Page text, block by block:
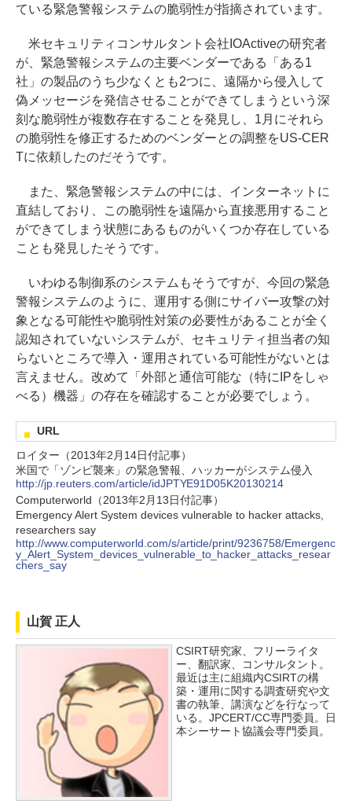
ている緊急警報システムの脆弱性が指摘されています。
米セキュリティコンサルタント会社IOActiveの研究者
が、緊急警報システムの主要ベンダーである「ある1
社」の製品のうち少なくとも2つに、遠隔から侵入して
偽メッセージを発信させることができてしまうという深
刻な脆弱性が複数存在することを発見し、1月にそれら
の脆弱性を修正するためのベンダーとの調整をUS-CER
Tに依頼したのだそうです。
また、緊急警報システムの中には、インターネットに
直結しており、この脆弱性を遠隔から直接悪用すること
ができてしまう状態にあるものがいくつか存在している
ことも発見したそうです。
いわゆる制御系のシステムもそうですが、今回の緊急
警報システムのように、運用する側にサイバー攻撃の対
象となる可能性や脆弱性対策の必要性があることが全く
認知されていないシステムが、セキュリティ担当者の知
らないところで導入・運用されている可能性がないとは
言えません。改めて「外部と通信可能な（特にIPをしゃ
べる）機器」の存在を確認することが必要でしょう。
URL
ロイター（2013年2月14日付記事）
米国で「ゾンビ襲来」の緊急警報、ハッカーがシステム侵入
http://jp.reuters.com/article/idJPTYE91D05K20130214
Computerworld（2013年2月13日付記事）
Emergency Alert System devices vulnerable to hacker attacks,
researchers say
http://www.computerworld.com/s/article/print/9236758/Emergenc
y_Alert_System_devices_vulnerable_to_hacker_attacks_resear
chers_say
山賀 正人
CSIRT研究家、フリーライタ
ー、翻訳家、コンサルタント。
最近は主に組織内CSIRTの構
築・運用に関する調査研究や文
書の執筆、講演などを行なって
いる。JPCERT/CC専門委員。日
本シーサート協議会専門委員。